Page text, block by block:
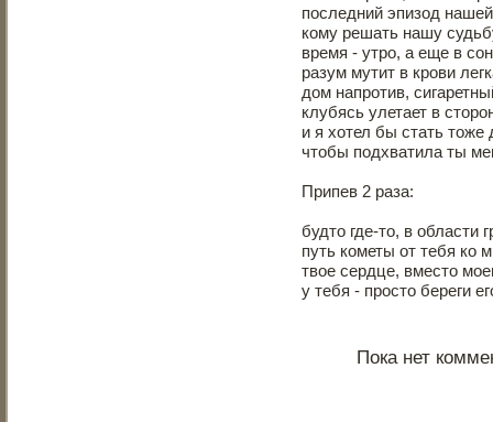
последний эпизод
кому решать нашу
время - утро, а еще в
разум мутит в крови
дом напротив,
клубясь улетает в
и я хотел бы стать
чтобы подхватила ты
Припев 2 раза:
будто где-то, в области
путь кометы от тебя ко
твое сердце, вместо
у тебя - просто береги
Пока нет